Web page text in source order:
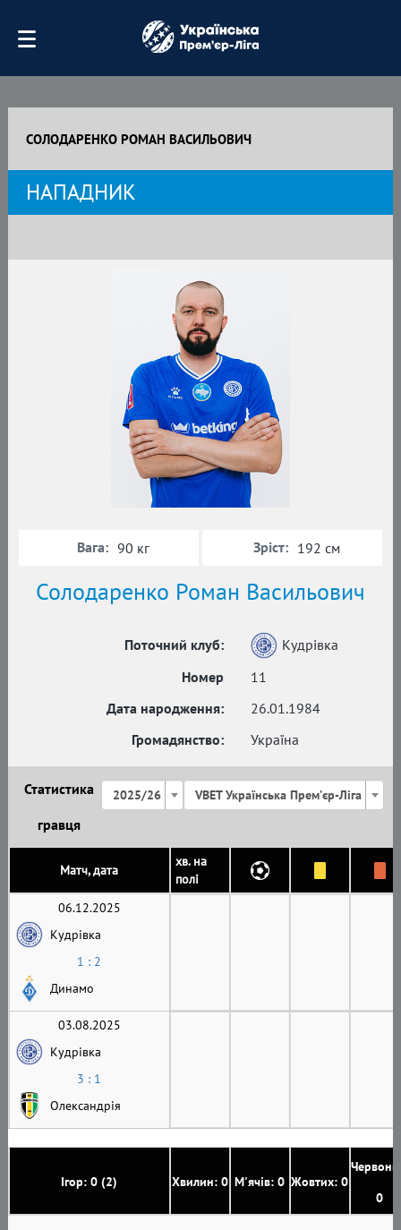
СОЛОДАРЕНКО РОМАН ВАСИЛЬОВИЧ
НАПАДНИК
Солодаренко Роман Васильович
Поточний клуб:
Кудрівка
Номер
11
Дата народження:
26.01.1984
Громадянство:
Україна
Вага: 90 кг Зріст: 192 см
Статистика
гравця
2025/26 VBET Українська Премʼєр-Ліга
Матч, дата
хв. на
полі
Ігор: 0 (2) Хвилин: 0 М'ячів: 0 Жовтих: 0
0
06.12.2025
Кудрівка
1 : 2
Динамо
03.08.2025
Кудрівка
3 : 1
Олександрія